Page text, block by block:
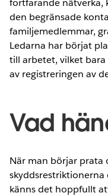
fortfarande nätverka,
den begränsade
familjemedlemmar,
Ledarna har börjat
till arbetet, vilket
av registreringen av
Vad
När man börjar prata
känns det hoppfullt